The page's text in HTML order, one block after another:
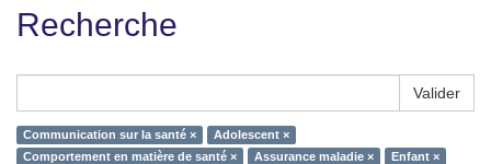
Recherche
Valider
Communication sur la santé ×
Adolescent ×
Comportement en matière de santé ×
Assurance maladie ×
Enfant ×